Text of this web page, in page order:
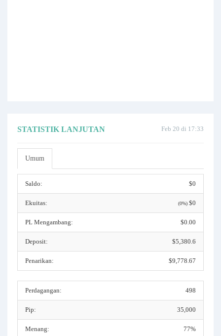
Feb 20 di 17:33
STATISTIK LANJUTAN
Umum
Saldo: $0
Ekuitas: (0%) $0
PL Mengambang: $0.00
Deposit: $5,380.6
Penarikan: $9,778.67
Perdagangan: 498
Pip: 35,000
Menang: 77%